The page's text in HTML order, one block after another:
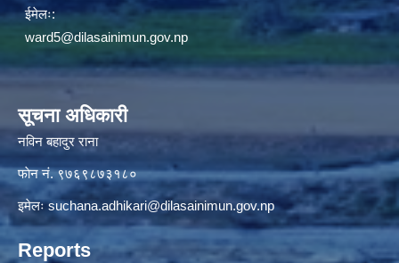
ईमेलः:
ward5@dilasainimun.gov.np
सूचना अधिकारी
नविन बहादुर राना
फाेन नं. ९७६९८७३१८०
इमेलःsuchana.adhikari@dilasainimun.gov.np
Reports